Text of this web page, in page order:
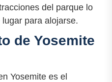
del parque lo
para alojarse.
de Yosemite
Yosemite es el